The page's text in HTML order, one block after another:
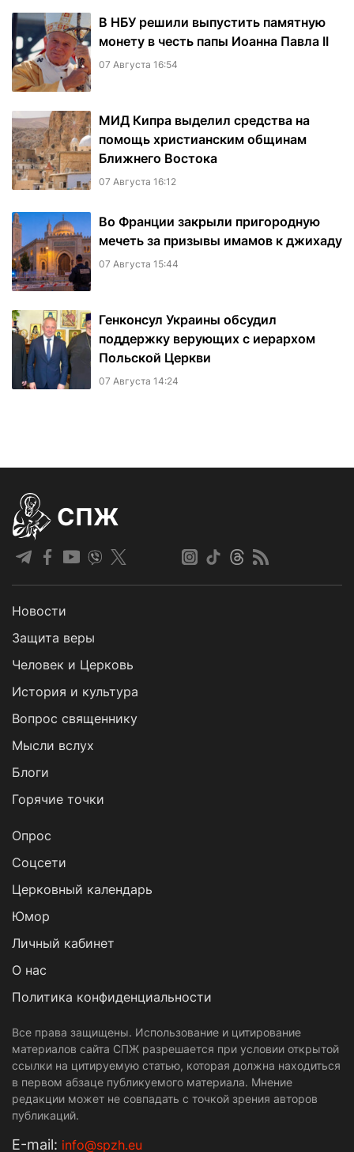
В НБУ решили выпустить памятную
монету в честь папы Иоанна Павла II
07 Августа 16:54
МИД Кипра выделил средства на
помощь христианским общинам
Ближнего Востока
07 Августа 16:12
Во Франции закрыли пригородную
мечеть за призывы имамов к джихаду
07 Августа 15:44
Генконсул Украины обсудил
поддержку верующих с иерархом
Польской Церкви
07 Августа 14:24
СПЖ
Новости
Защита веры
Человек и Церковь
История и культура
Вопрос священнику
Мысли вслух
Блоги
Горячие точки
Опрос
Cоцсети
Церковный календарь
Юмор
Личный кабинет
О нас
Политика конфиденциальности
Все права защищены. Использование и цитирование
материалов сайта СПЖ разрешается при условии открытой
ссылки на цитируемую статью, которая должна находиться
в первом абзаце публикуемого материала. Мнение
редакции может не совпадать с точкой зрения авторов
публикаций.
Е-mail: info@spzh.eu